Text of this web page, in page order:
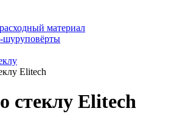
материал
шуруповёрты
Elitech
стеклу Elitech